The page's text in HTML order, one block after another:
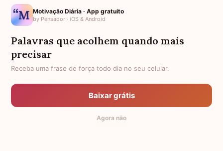
CONFORTO POR DOENÇA NA
FAMÍLIA
FALECIDA
LUTO POR UMA CRIANÇA
FRASES DE LUTO PARA UM
HOMENAGEM PARA AMIGA
TODAS AS CATEGORIAS
Motivação Diária · App gratuito
by Pensador · iOS & Android
Palavras que acolhem quando mais
precisar
Receba uma frase de força todo dia no seu celular.
Baixar grátis
Agora não